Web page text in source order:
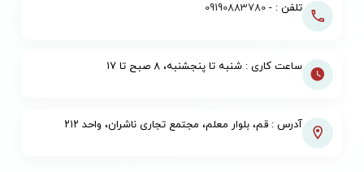
تلفن : -09190883780
ساعت کاری : شنبه تا پنجشنبه، ۸ صبح تا ۱۷
آدرس : قم، بلوار معلم، مجتمع تجاری ناشران، واحد ۲۱۲